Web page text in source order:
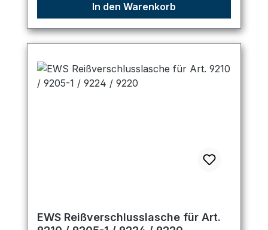
In den Warenkorb
EWS Reißverschlusslasche für Art.